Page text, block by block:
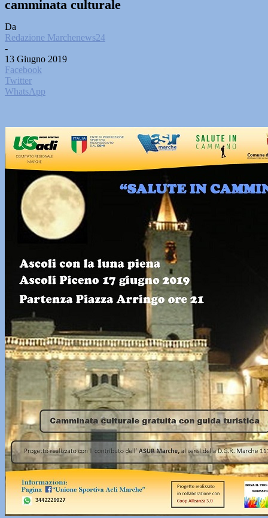
camminata culturale
Da
Redazione Marchenews24
-
13 Giugno 2019
Facebook
Twitter
WhatsApp